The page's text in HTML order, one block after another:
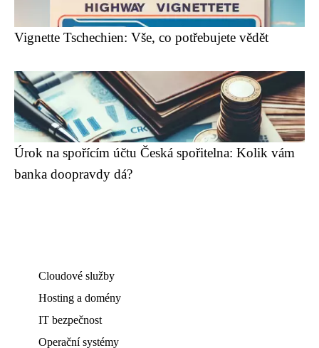
Vignette Tschechien: Vše, co potřebujete vědět
Úrok na spořícím účtu Česká spořitelna: Kolik vám
banka doopravdy dá?
Cloudové služby
Hosting a domény
IT bezpečnost
Operační systémy